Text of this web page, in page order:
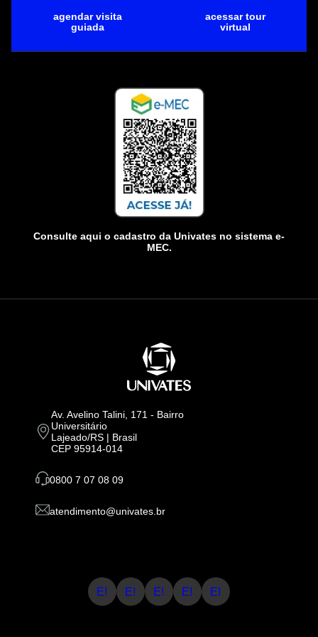
agendar visita
guiada
acessar tour
virtual
Consulte aqui o cadastro da Univates no sistema e-
MEC.
Av. Avelino Talini, 171 - Bairro
Universitário
Lajeado/RS | Brasil
CEP 95914-014
0800 7 07 08 09
atendimento@univates.br
E! E! E! E! E!